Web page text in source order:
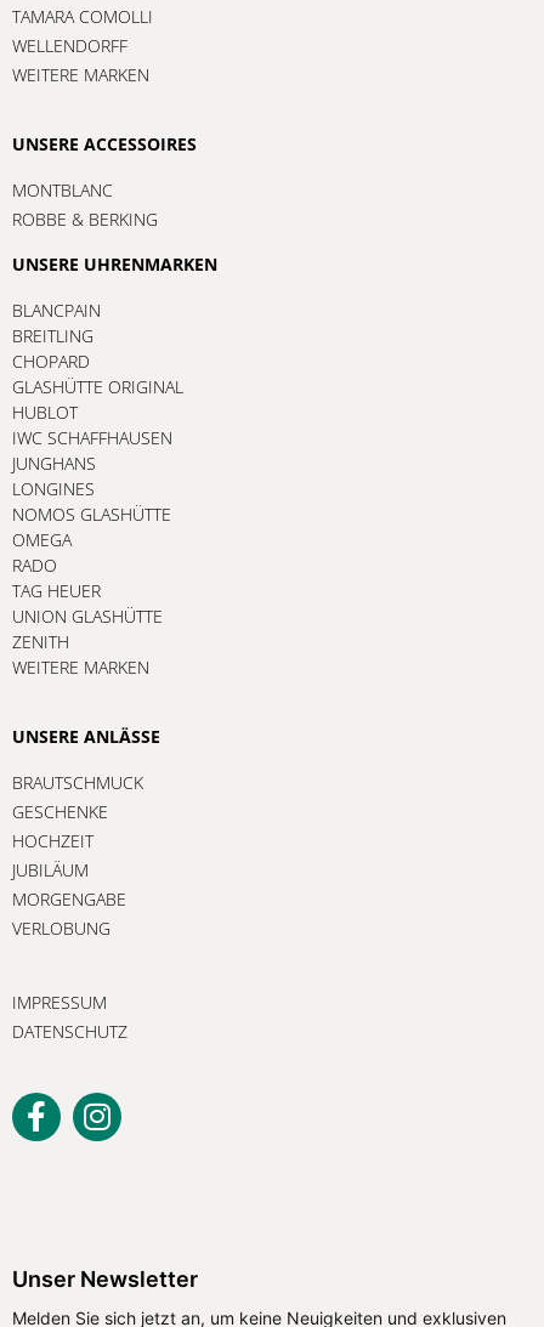
TAMARA COMOLLI
WELLENDORFF
WEITERE MARKEN
UNSERE ACCESSOIRES
MONTBLANC
ROBBE & BERKING
UNSERE UHRENMARKEN
BLANCPAIN
BREITLING
CHOPARD
GLASHÜTTE ORIGINAL
HUBLOT
IWC SCHAFFHAUSEN
JUNGHANS
LONGINES
NOMOS GLASHÜTTE
OMEGA
RADO
TAG HEUER
UNION GLASHÜTTE
ZENITH
WEITERE MARKEN
UNSERE ANLÄSSE
BRAUTSCHMUCK
GESCHENKE
HOCHZEIT
JUBILÄUM
MORGENGABE
VERLOBUNG
IMPRESSUM
DATENSCHUTZ
Unser Newsletter
Melden Sie sich jetzt an, um keine Neuigkeiten und exklusiven